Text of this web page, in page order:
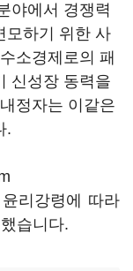
야에서 경쟁력
모하기 위한 사
소경제로의 패
신성장 동력을
정자는 이같은
.
리강령에 따라
습니다.